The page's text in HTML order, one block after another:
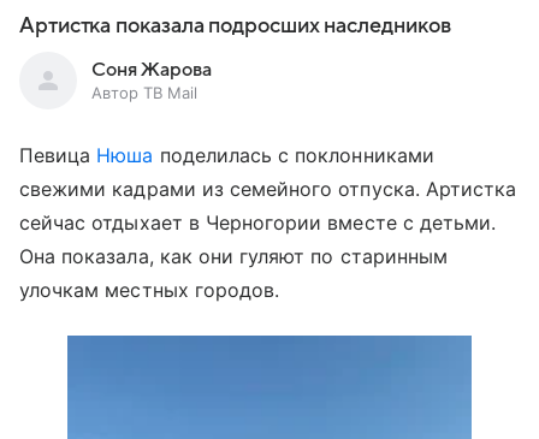
Артистка показала подросших наследников
Соня Жарова
Автор ТВ Mail
Певица Нюша поделилась с поклонниками
свежими кадрами из семейного отпуска. Артистка
сейчас отдыхает в Черногории вместе с детьми.
Она показала, как они гуляют по старинным
улочкам местных городов.